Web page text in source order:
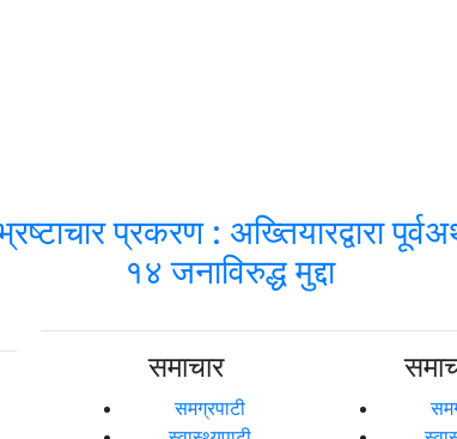
प्रकरण : अख्तियारद्वारा
१४ जनाविरुद्ध मुद्दा
समाचार
समग्रपाटी